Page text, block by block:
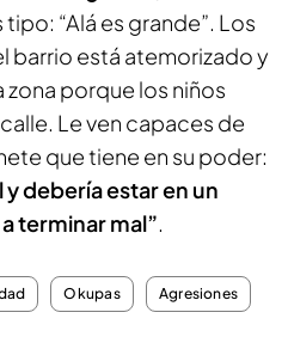
“Alá es grande”. Los
barrio está atemorizado y
zona porque los niños
Le ven capaces de
que tiene en su poder:
debería estar en un
terminar mal”.
Okupas Agresiones